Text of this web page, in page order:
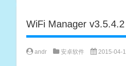
WiFi Manager
andr 安卓软件 2015-04-